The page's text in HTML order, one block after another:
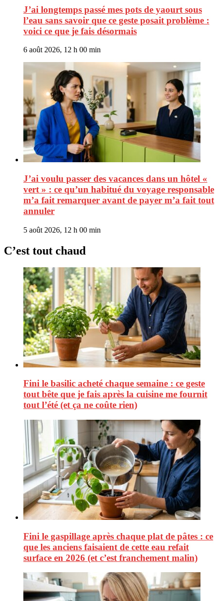
J’ai longtemps passé mes pots de yaourt sous
l’eau sans savoir que ce geste posait problème :
voici ce que je fais désormais
6 août 2026, 12 h 00 min
J’ai voulu passer des vacances dans un hôtel «
vert » : ce qu’un habitué du voyage responsable
m’a fait remarquer avant de payer m’a fait tout
annuler
5 août 2026, 12 h 00 min
C’est tout chaud
Fini le basilic acheté chaque semaine : ce geste
tout bête que je fais après la cuisine me fournit
tout l’été (et ça ne coûte rien)
Fini le gaspillage après chaque plat de pâtes : ce
que les anciens faisaient de cette eau refait
surface en 2026 (et c’est franchement malin)